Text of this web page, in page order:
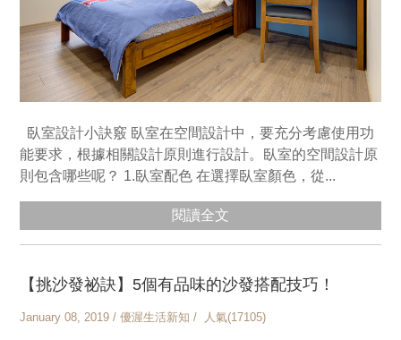
臥室設計小訣竅 臥室在空間設計中，要充分考慮使用功
能要求，根據相關設計原則進行設計。臥室的空間設計原
則包含哪些呢？ 1.臥室配色 在選擇臥室顏色，從...
閱讀全文
【挑沙發祕訣】5個有品味的沙發搭配技巧！
January 08, 2019 / 優渥生活新知 / 人氣(17105)